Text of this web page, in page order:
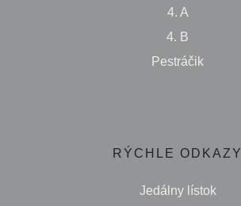
4. A
4. B
Pestráčik
RÝCHLE ODKAZY
Jedálny lístok